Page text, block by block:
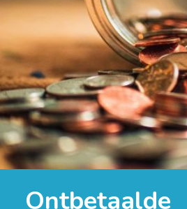
Ontbetaalde